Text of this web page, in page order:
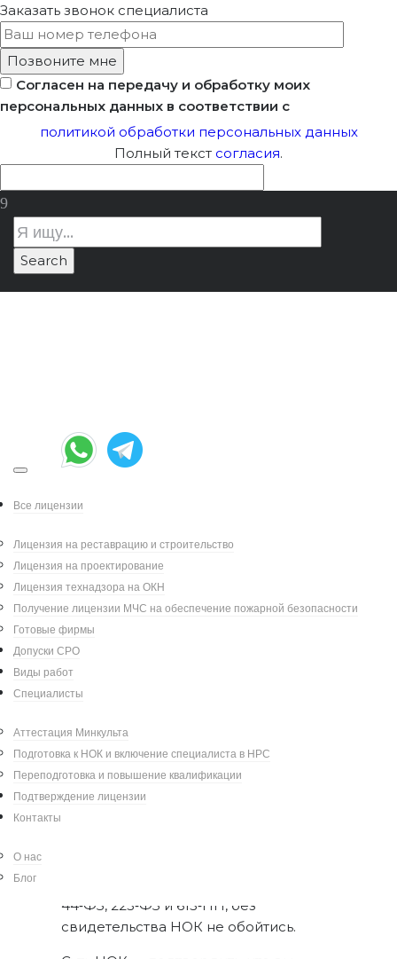
Заказать звонок специалиста
Согласен на передачу и обработку моих
персональных данных в соответствии с
политикой обработки персональных данных
Полный текст согласия.
Все лицензии
Лицензия на реставрацию и строительство
Лицензия на проектирование
Лицензия технадзора на ОКН
Получение лицензии МЧС на обеспечение пожарной безопасности
Готовые фирмы
Допуски СРО
Виды работ
Специалисты
Аттестация Минкульта
Подготовка к НОК и включение специалиста в НРС
Переподготовка и повышение квалификации
Подтверждение лицензии
Контакты
О нас
Блог
Июл 28, 2025
Написал:Александр Петров
Категория: Обучение
С 1 сентября 2022 года
подтверждение квалификации через
независимую оценку квалификации
(НОК) стало обязательным для всех,
реестр специалистов (НРС) или
сохранить своё место в нём. Это
касается строителей,
проектировщиков и изыскателей,
44‑ФЗ, 223‑ФЗ и 615‑ПП, без
свидетельства НОК не обойтись.